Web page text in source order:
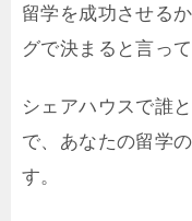
留学を成功させる
グで決まると言っ
シェアハウスで誰
で、あなたの留学
す。